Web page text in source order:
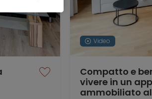
Video
Compatto e
vivere in un
ammobiliato